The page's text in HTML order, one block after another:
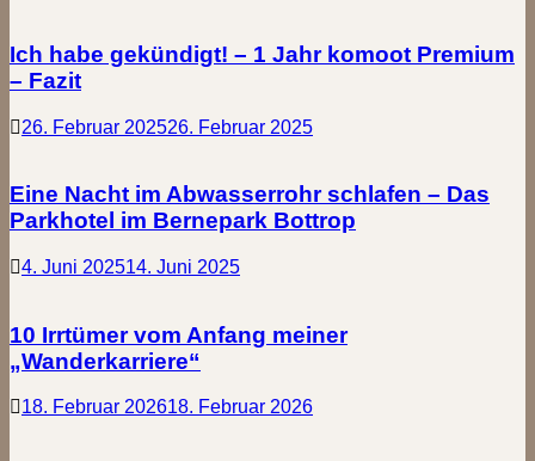
Ich habe gekündigt! – 1 Jahr komoot Premium
– Fazit
26. Februar 202526. Februar 2025
Eine Nacht im Abwasserrohr schlafen – Das
Parkhotel im Bernepark Bottrop
4. Juni 202514. Juni 2025
10 Irrtümer vom Anfang meiner
„Wanderkarriere“
18. Februar 202618. Februar 2026